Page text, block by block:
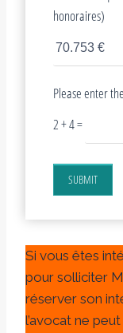
honoraires)
Please enter
2 + 4 =
SUBMIT
Si vous êtes
pour solliciter
réserver son
l’avocat ne